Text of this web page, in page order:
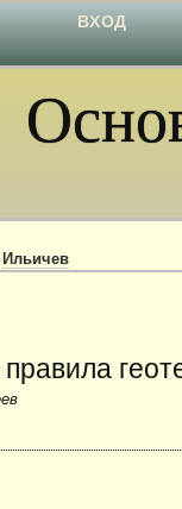
ВХОД
Ильичев